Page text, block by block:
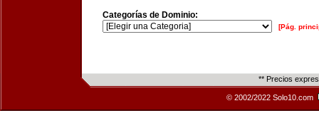
Categorías de Dominio:
[Pág.
** Precios
© 2002/2022 Solo10.com